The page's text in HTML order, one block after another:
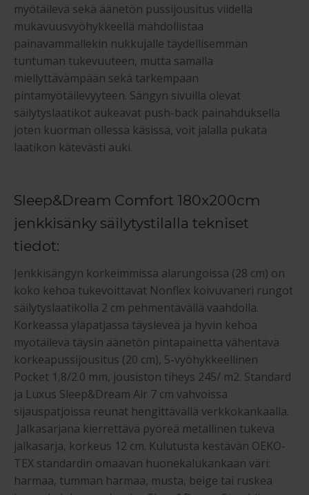
myötäilevä sekä äänetön pussijousitus viidellä
mukavuusvyöhykkeellä mahdollistaa
painavammallekin nukkujalle täydellisemmän
tuntuman tukevuuteen, mutta samalla
miellyttävämpään sekä tarkempaan
pintamyötäilevyyteen. Sängyn sivuilla olevat
säilytyslaatikot aukeavat push-back painahduksella
joten kuorman ollessa käsissä, voit jalalla pukata
laatikon kätevästi auki.
Sleep&Dream Comfort 180x200cm
jenkkisänky säilytystilalla tekniset
tiedot:
Jenkkisängyn korkeimmissa alarungoissa (28 cm) on
koko kehoa tukevoittavat Nonflex koivuvaneri rungot
säilytyslaatikolla 2 cm pehmentävällä vaahdolla.
Korkeassa yläpatjassa täysleveä ja hyvin kehoa
myötäilevä täysin äänetön pintapainetta vähentävä
korkeapussijousitus (20 cm), 5-vyöhykkeellinen
Pocket 1,8/2.0 mm, jousiston tiheys 245/ m2. Standard
ja Luxus Sleep&Dream Air 7 cm vahvoissa
sijauspatjoissa reunat hengittävällä verkkokankaalla.
Jalkasarjana kierrettävä pyöreä metallinen tukeva
jalkasarja, korkeus 12 cm. Kulutusta kestävän OEKO-
TEX standardin omaavan huonekalukankaan väri:
harmaa, tumman harmaa, musta, beige tai ruskea